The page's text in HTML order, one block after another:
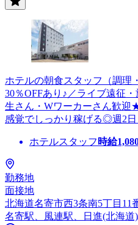
ホテルの朝食スタッフ（調理
30％OFFあり♪／ライブ遠征
生さん・Wワーカーさん歓迎
感覚でしっかり稼げる◎週2日
ホテルスタッフ 時給
勤務地
面接地
北海道名寄市西3条南5丁目11
名寄駅、風連駅、日進(北海道